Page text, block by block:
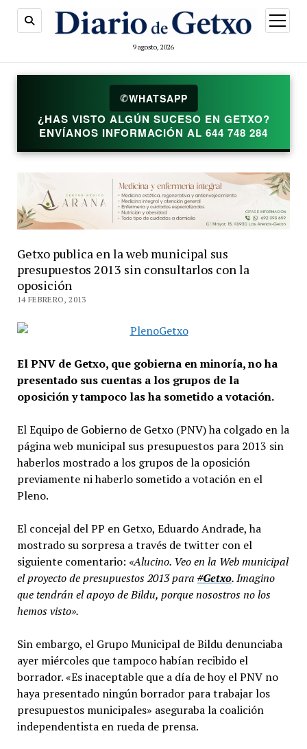
9 agosto, 2026
abrir
menú
✆WHATSAPP
¿HAS VISTO ALGÚN SUCESO EN GETXO?
ENVÍANOS INFORMACIÓN AL 644 748 284
Getxo publica en la web municipal sus
presupuestos 2013 sin consultarlos con la
oposición
14 FEBRERO, 2013
El PNV de Getxo, que gobierna en minoría, no ha
presentado sus cuentas a los grupos de la
oposición y tampoco las ha sometido a votación.
El Equipo de Gobierno de Getxo (PNV) ha colgado en la
página web municipal sus presupuestos para 2013 sin
haberlos mostrado a los grupos de la oposición
previamente ni haberlo sometido a votación en el
Pleno.
El concejal del PP en Getxo, Eduardo Andrade, ha
mostrado su sorpresa a través de twitter con el
siguiente comentario: «Alucino. Veo en la Web municipal
el proyecto de presupuestos 2013 para#Getxo. Imagino
que tendrán el apoyo de Bildu, porque nosostros no los
hemos visto».
Sin embargo, el Grupo Municipal de Bildu denunciaba
ayer miércoles que tampoco habían recibido el
borrador. «Es inaceptable que a día de hoy el PNV no
haya presentado ningún borrador para trabajar los
presupuestos municipales» aseguraba la coalición
independentista en rueda de prensa.